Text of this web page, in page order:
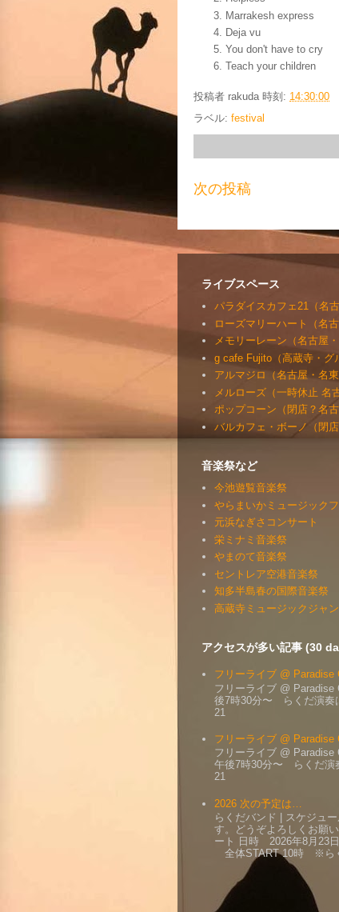
Marrakesh express
Deja vu
You don't have to cry
Teach your children
投稿者 rakuda 時刻: 14:30:00
ラベル: festival
次の投稿
ライブスペース
パラダイスカフェ21（名古
ローズマリーハート（名古
メモリーレーン（名古屋・
g cafe Fujito（高蔵寺・グ
アルマジロ（名古屋・名東
メルローズ（一時休止 名
ポップコーン（閉店？名古
バルカフェ・ボーノ（閉店
音楽祭など
今池遊覧音楽祭
やらまいかミュージック
元浜なぎさコンサート
栄ミナミ音楽祭
やまのて音楽祭
セントレア空港音楽祭
知多半島春の国際音楽祭
高蔵寺ミュージックジャ
アクセスが多い記事 (30
フリーライブ @ Paradise
フリーライブ @
後7時30分〜 らくだ演
21
フリーライブ @ Paradise
フリーライブ @
午後7時30分〜 らくだ演
21
2026 次の予定は…
らくだバンド | スケジュ
す。どうぞよろしくお願
ート 日時 2026年8月23
全体START 10時 ※ら